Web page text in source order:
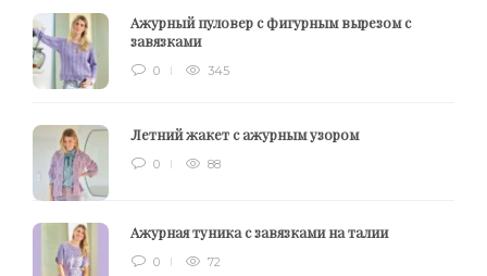
Ажурный пуловер с фигурным вырезом с
завязками
0 345
Летний жакет с ажурным узором
0 88
Ажурная туника с завязками на талии
0 72